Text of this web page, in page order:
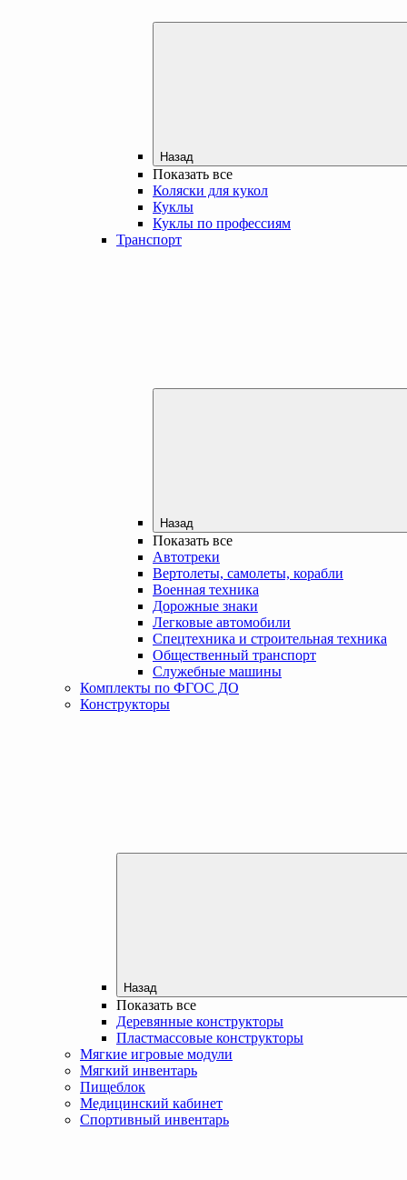
Назад
Показать все
Коляски для кукол
Куклы
Куклы по профессиям
Транспорт
Назад
Показать все
Автотреки
Вертолеты, самолеты, корабли
Военная техника
Дорожные знаки
Легковые автомобили
Спецтехника и строительная техника
Общественный транспорт
Служебные машины
Комплекты по ФГОС ДО
Конструкторы
Назад
Показать все
Деревянные конструкторы
Пластмассовые конструкторы
Мягкие игровые модули
Мягкий инвентарь
Пищеблок
Медицинский кабинет
Спортивный инвентарь